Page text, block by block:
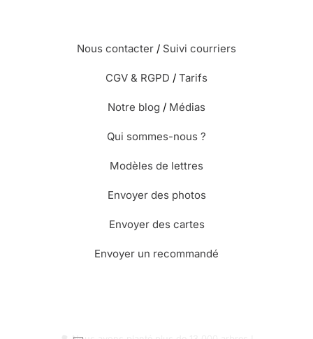
Nous contacter / Suivi courriers
CGV & RGPD / Tarifs
Notre blog / Médias
Qui sommes-nous ?
Modèles de lettres
Envoyer des photos
Envoyer des cartes
Envoyer un recommandé